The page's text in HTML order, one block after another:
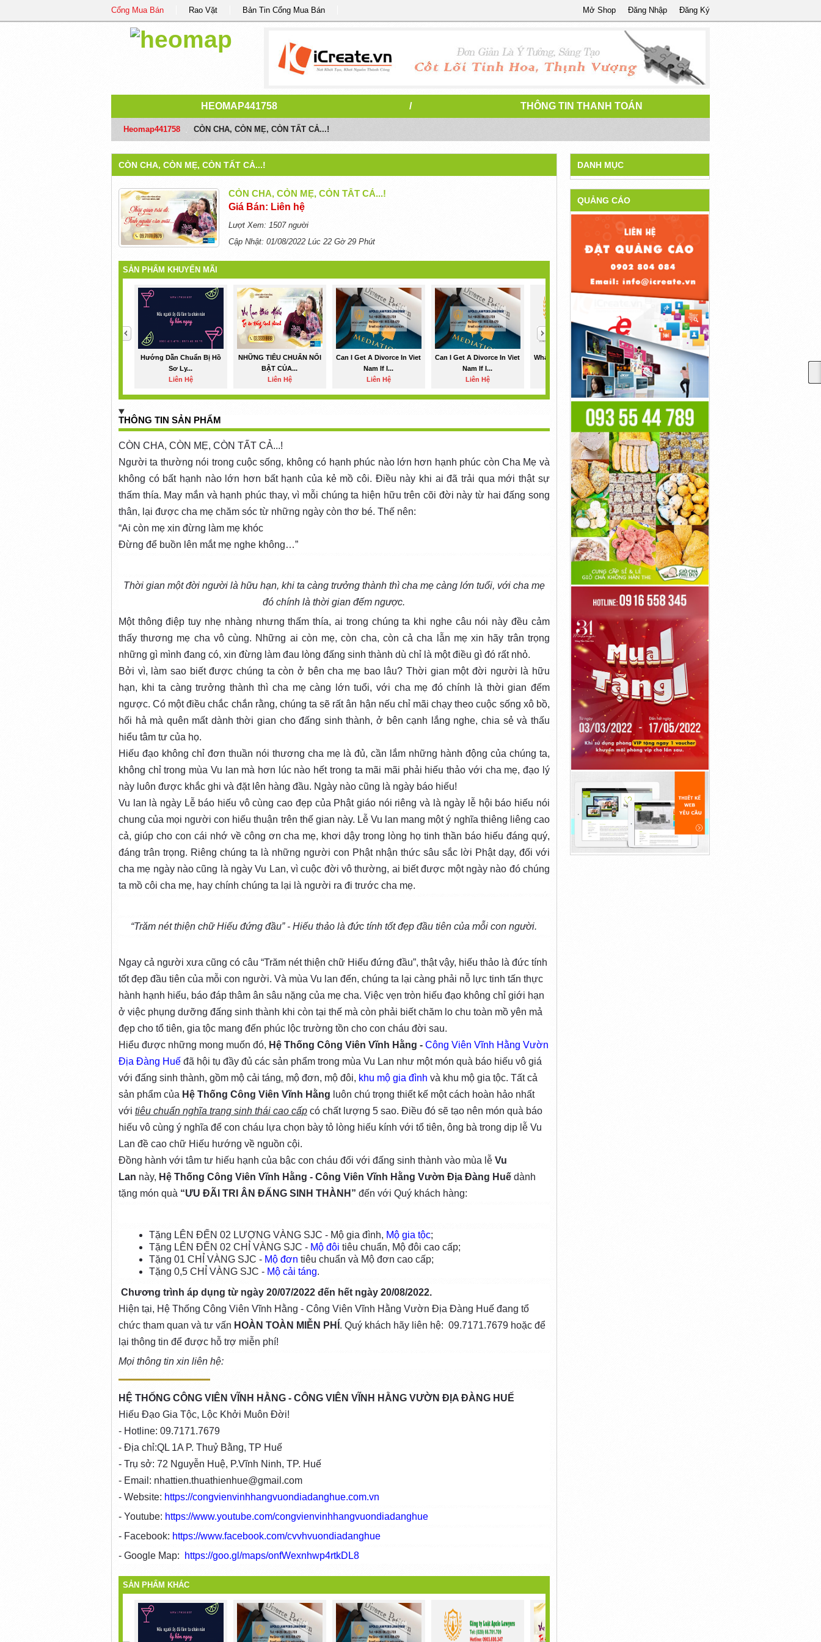
Cổng Mua Bán Rao Vặt Bản Tin Cổng Mua Bán Đăng Ký
Đăng Nhập
Mở Shop
HEOMAP441758 / THÔNG TIN THANH TOÁN
Heomap441758 CÒN CHA, CÒN MẸ, CÒN TẤT CẢ...!
CÒN CHA, CÒN MẸ, CÒN TẤT CẢ...!
CÒN CHA, CÒN MẸ, CÒN TẤT CẢ...!
Giá Bán: Liên hệ
Lượt Xem: 1507 người
Cập Nhật: 01/08/2022 Lúc 22 Gờ 29 Phút
SẢN PHẨM KHUYẾN MÃI
Hướng Dẫn Chuẩn Bị Hồ
Sơ Ly...
Liên Hệ
NHỮNG TIÊU CHUẨN NỔI
BẬT CỦA...
Liên Hệ
Can I Get A Divorce In Viet
Nam If I...
Liên Hệ
Can I Get A Divorce In Viet
Nam If I...
Liên Hệ
What Does An Application
For...
Liên Hệ
MÙA VU LAN ĐẾN - MÙA
BÁO HIẾU...
Liên Hệ
>
THÔNG TIN SẢN PHẨM
CÒN CHA, CÒN MẸ, CÒN TẤT CẢ...!
Người ta thường nói trong cuộc sống, không có hạnh phúc nào lớn hơn hạnh phúc còn Cha Mẹ và
không có bất hạnh nào lớn hơn bất hạnh của kẻ mồ côi. Điều này khi ai đã trải qua mới thật sự
thấm thía. May mắn và hạnh phúc thay, vì mỗi chúng ta hiện hữu trên cõi đời này từ hai đấng song
thân, lại được cha mẹ chăm sóc từ những ngày còn thơ bé. Thế nên:
“Ai còn mẹ xin đừng làm mẹ khóc
Đừng để buồn lên mắt mẹ nghe không…”
Thời gian một đời người là hữu hạn, khi ta càng trưởng thành thì cha mẹ càng lớn tuổi, với cha mẹ
đó chính là thời gian đếm ngược.
Một thông điệp tuy nhẹ nhàng nhưng thấm thía, ai trong chúng ta khi nghe câu nói này đều cảm
thấy thương mẹ cha vô cùng. Những ai còn mẹ, còn cha, còn cả cha lẫn mẹ xin hãy trân trọng
những gì mình đang có, xin đừng làm đau lòng đấng sinh thành dù chỉ là một điều gì đó rất nhỏ.
Bởi vì, làm sao biết được chúng ta còn ở bên cha mẹ bao lâu? Thời gian một đời người là hữu
hạn, khi ta càng trưởng thành thì cha mẹ càng lớn tuổi, với cha mẹ đó chính là thời gian đếm
ngược. Có một điều chắc chắn rằng, chúng ta sẽ rất ân hận nếu chỉ mãi chạy theo cuộc sống xô bồ,
hối hả mà quên mất dành thời gian cho đấng sinh thành, ở bên cạnh lắng nghe, chia sẻ và thấu
hiểu tâm tư của họ.
Hiếu đạo không chỉ đơn thuần nói thương cha mẹ là đủ, cần lắm những hành động của chúng ta,
không chỉ trong mùa Vu lan mà hơn lúc nào hết trong ta mãi mãi phải hiếu thảo với cha mẹ, đạo lý
này luôn được khắc ghi và đặt lên hàng đầu. Ngày nào cũng là ngày báo hiếu!
Vu lan là ngày Lễ báo hiếu vô cùng cao đẹp của Phật giáo nói riêng và là ngày lễ hội báo hiếu nói
chung của mọi người con hiếu thuận trên thế gian này. Lễ Vu lan mang một ý nghĩa thiêng liêng cao
cả, giúp cho con cái nhớ về công ơn cha mẹ, khơi dậy trong lòng họ tinh thần báo hiếu đáng quý,
đáng trân trọng. Riêng chúng ta là những người con Phật nhận thức sâu sắc lời Phật dạy, đối với
cha mẹ ngày nào cũng là ngày Vu Lan, vì cuộc đời vô thường, ai biết được một ngày nào đó chúng
ta mồ côi cha mẹ, hay chính chúng ta lại là người ra đi trước cha mẹ.
“Trăm nét thiện chữ Hiếu đứng đầu” - Hiếu thảo là đức tính tốt đẹp đầu tiên của mỗi con người.
Ngay cả người xưa cũng có câu “Trăm nét thiện chữ Hiếu đứng đầu”, thật vậy, hiếu thảo là đức tính
tốt đẹp đầu tiên của mỗi con người. Và mùa Vu lan đến, chúng ta lại càng phải nỗ lực tinh tấn thực
hành hạnh hiếu, báo đáp thâm ân sâu nặng của mẹ cha. Việc vẹn tròn hiếu đạo không chỉ giới hạn
ở việc phụng dưỡng đấng sinh thành khi còn tại thế mà còn phải biết chăm lo chu toàn mồ yên mả
đẹp cho tổ tiên, gia tộc mang đến phúc lộc trường tồn cho con cháu đời sau.
Hiểu được những mong muốn đó, Hệ Thống Công Viên Vĩnh Hằng - Công Viên Vĩnh Hằng Vườn
Địa Đàng Huế đã hội tụ đầy đủ các sản phẩm trong mùa Vu Lan như một món quà báo hiếu vô giá
với đấng sinh thành, gồm mộ cải táng, mộ đơn, mộ đôi, khu mộ gia đình và khu mộ gia tộc. Tất cả
sản phẩm của Hệ Thống Công Viên Vĩnh Hằng luôn chú trọng thiết kế một cách hoàn hảo nhất
với tiêu chuẩn nghĩa trang sinh thái cao cấpcó chất lượng 5 sao. Điều đó sẽ tạo nên món quà báo
hiếu vô cùng ý nghĩa để con cháu lựa chọn bày tỏ lòng hiếu kính với tổ tiên, ông bà trong dịp lễ Vu
Lan đề cao chữ Hiếu hướng về nguồn cội.
Đồng hành với tâm tư hiếu hạnh của bậc con cháu đối với đấng sinh thành vào mùa lễVu
Lan này, Hệ Thống Công Viên Vĩnh Hằng - Công Viên Vĩnh Hằng Vườn Địa Đàng Huếdành
tặng món quà “ƯU ĐÃI TRI ÂN ĐẤNG SINH THÀNH” đến với Quý khách hàng:
Tặng LÊN ĐẾN 02 LƯỢNG VÀNG SJC - Mộ gia đình, Mộ gia tộc;
Tặng LÊN ĐẾN 02 CHỈ VÀNG SJC - Mộ đôi tiêu chuẩn, Mộ đôi cao cấp;
Tặng 01 CHỈ VÀNG SJC - Mộ đơn tiêu chuẩn và Mộ đơn cao cấp;
Tặng 0,5 CHỈ VÀNG SJC - Mộ cải táng.
Chương trình áp dụng từ ngày 20/07/2022 đến hết ngày 20/08/2022.
Hiện tại, Hệ Thống Công Viên Vĩnh Hằng - Công Viên Vĩnh Hằng Vườn Địa Đàng Huế đang tổ
chức tham quan và tư vấn HOÀN TOÀN MIỄN PHÍ . Quý khách hãy liên hệ: 09.7171.7679 hoặc để
lại thông tin để được hỗ trợ miễn phí!
Mọi thông tin xin liên hệ:
HỆ THỐNG CÔNG VIÊN VĨNH HẰNG - CÔNG VIÊN VĨNH HẰNG VƯỜN ĐỊA ĐÀNG HUẾ
Hiếu Đạo Gia Tộc, Lộc Khởi Muôn Đời!
- Hotline: 09.7171.7679
- Địa chỉ:QL 1A P. Thuỷ Bằng, TP Huế
- Trụ sở: 72 Nguyễn Huệ, P.Vĩnh Ninh, TP. Huế
- Email: nhattien.thuathienhue@gmail.com
- Website: https://congvienvinhhangvuondiadanghue.com.vn
- Youtube: https://www.youtube.com/congvienvinhhangvuondiadanghue
- Facebook: https://www.facebook.com/cvvhvuondiadanghue
- Google Map:
https://goo.gl/maps/onfWexnhwp4rtkDL8
SẢN PHẨM KHÁC
DANH MỤC
QUẢNG CÁO